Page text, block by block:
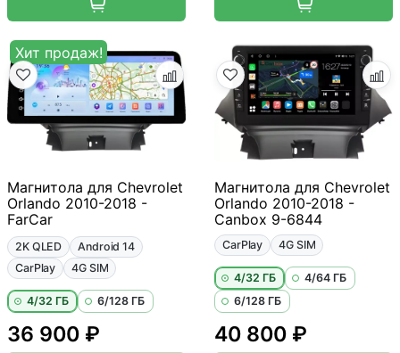
Хит продаж!
Магнитола для Chevrolet
Orlando 2010-2018 -
FarCar
2K QLED
Android 14
CarPlay
4G SIM
4/32 ГБ 6/128 ГБ
36 900 ₽
Магнитола для Chevrolet
Orlando 2010-2018 -
Canbox 9-6844
CarPlay 4G SIM
4/32 ГБ
4/64 ГБ
6/128 ГБ
40 800 ₽